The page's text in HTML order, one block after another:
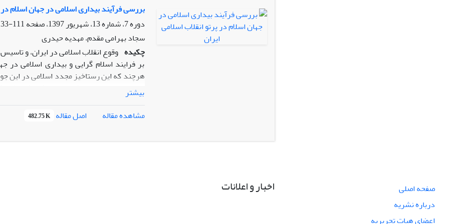
رسمی و غیررسمی جهت نیل به اهداف مشخص
بررسی فرآیند بیداری اسلامی در جهان اسلام در
دوره 7، شماره 13، شهریور 1397، صفحه
111-133
سجاد بهرامی مقدم، مهدیه حیدری
چکیده وقوع انقلاب اسلامی در ایران، و
بر فرایند اسلام گرایی و بیداری اسلامی
هرچند که این رستاخیز مجدد اسلامی در این
از این رو، سوال اصلی که در این پژوهش مطرح
کشورهای عربی منطقه خلیج فارس چه
اسلامی مهمترین تأثیر انقلاب اسلامی در
که در برابر آن به وجود آمده است، رشد
بیشتر
مشاهده مقاله
اصل مقاله 482.75 K
صفحه اصلی
درباره نشریه
اعضای هیات تحریریه
اخبار و اعلانات